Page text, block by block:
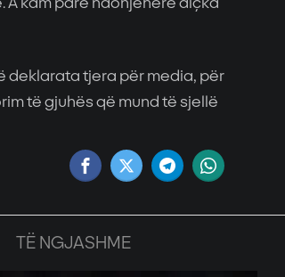
deklarata tjera për media, për
të gjuhës që mund të sjellë
TË NGJASHME